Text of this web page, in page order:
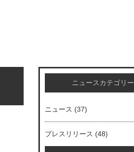
ニュースカテゴリー
ニュース (37)
プレスリリース (48)